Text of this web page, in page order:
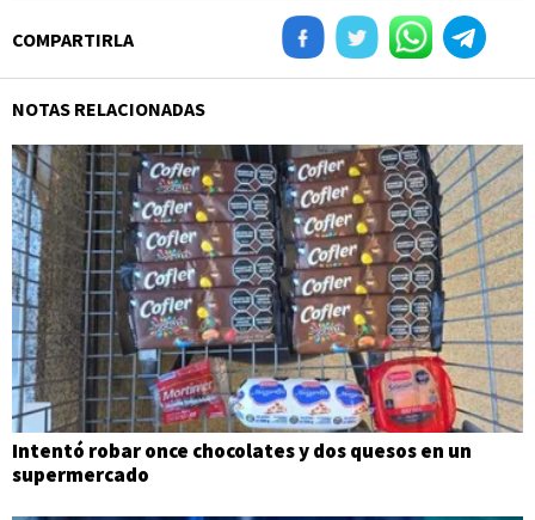
COMPARTIRLA
NOTAS RELACIONADAS
Intentó robar once chocolates y dos quesos en un
supermercado